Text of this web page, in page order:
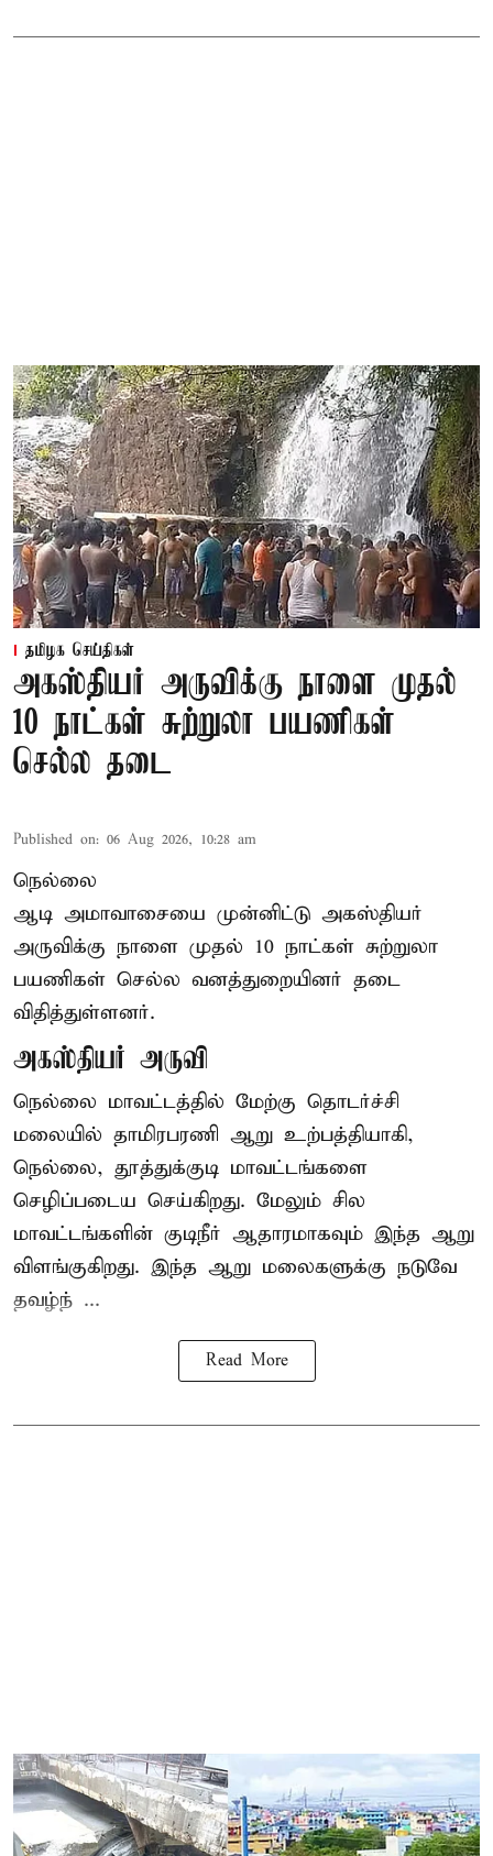
தமிழக செய்திகள்
அகஸ்தியர் அருவிக்கு நாளை முதல்
10 நாட்கள் சுற்றுலா பயணிகள்
செல்ல தடை
Published on: 06 Aug 2026, 10:28 am
நெல்லை
ஆடி அமாவாசையை முன்னிட்டு அகஸ்தியர்
அருவிக்கு நாளை முதல் 10 நாட்கள் சுற்றுலா
பயணிகள் செல்ல வனத்துறையினர் தடை
விதித்துள்ளனர்.
அகஸ்தியர் அருவி
நெல்லை மாவட்டத்தில் மேற்கு தொடர்ச்சி
மலையில் தாமிரபரணி ஆறு உற்பத்தியாகி,
நெல்லை, தூத்துக்குடி மாவட்டங்களை
செழிப்படைய செய்கிறது. மேலும் சில
மாவட்டங்களின் குடிநீர் ஆதாரமாகவும் இந்த ஆறு
விளங்குகிறது. இந்த ஆறு மலைகளுக்கு நடுவே
தவழ்ந் ...
Read More